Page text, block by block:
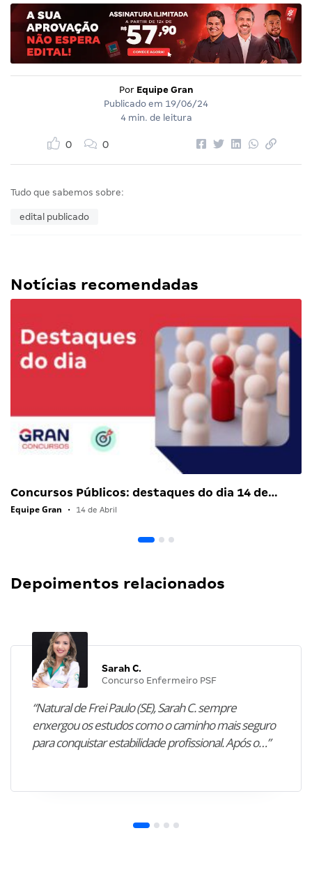
Por Equipe Gran
Publicado em 19/06/24
4 min. de leitura
0 0
Tudo que sabemos sobre:
edital publicado
Notícias recomendadas
Concursos Públicos: destaques do dia 14 de…
Equipe Gran • 14 de Abril
Depoimentos relacionados
Sarah C.
Concurso Enfermeiro PSF
“Natural de Frei Paulo (SE), Sarah C. sempre
enxergou os estudos como o caminho mais seguro
para conquistar estabilidade profissional. Após o…”